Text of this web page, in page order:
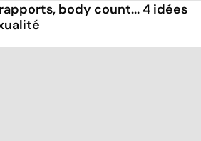
body count... 4 idées